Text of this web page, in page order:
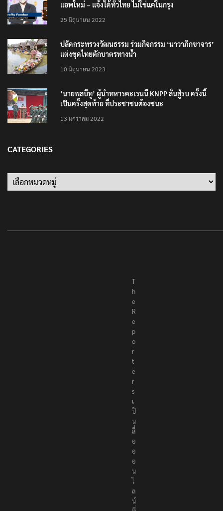
แอพใหม่ – แจ้งได้ทั่วไทย ไม่ใช่แค่ในกรุง
25 มิถุนายน 2022
ปลัดกระทรวงวัฒนธรรม ร่วมกิจกรรม ‘นาวาภิกขาจาร’
แต่งชุดไทยตักบาตรทางน้ำ
10 มิถุนายน 2023
‘นายพลบีทู’ ผู้นำทหารคะเรนนี KNPP ลั่นสู้รบ ครั้งนี้
เป็นครั้งสุดท้าย ที่ประชาชนต้องชนะ
13 มกราคม 2022
CATEGORIES
Categories
T
h
e
R
e
p
o
r
t
e
r
s
เ
ป็
น
สื่
อ
อ
อ
น
ไ
ล
น์